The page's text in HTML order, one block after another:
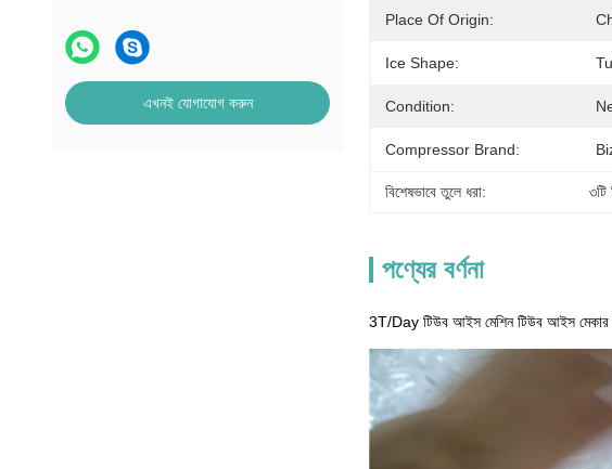
এখনই যোগাযোগ করুন
Place Of Origin:
Ice Shape:
Condition:
Compressor Brand:
বিশেষভাবে তুলে ধরা:
পণ্যের বর্ণনা
3T/Day টিউব আইস মেশিন টিউব আইস মেকার